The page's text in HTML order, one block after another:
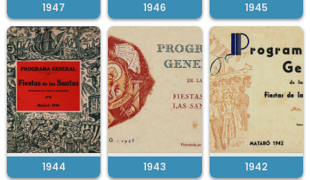
1947 1946 1945
1944 1943 1942